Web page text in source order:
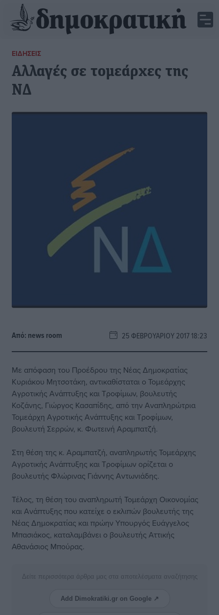
ΕΙΔΉΣΕΙΣ
Αλλαγές σε τομεάρχες της
ΝΔ
Από: news room 25 ΦΕΒΡΟΥΑΡΊΟΥ 2017 18:23
Με απόφαση του Προέδρου της Νέας Δημοκρατίας
Κυριάκου Μητσοτάκη, αντικαθίσταται ο Τομεάρχης
Αγροτικής Ανάπτυξης και Τροφίμων, βουλευτής
Κοζάνης, Γιώργος Κασαπίδης, από την Αναπληρώτρια
Τομεάρχη Αγροτικής Ανάπτυξης και Τροφίμων,
βουλευτή Σερρών, κ. Φωτεινή Αραμπατζή.
Στη θέση της κ. Αραμπατζή, αναπληρωτής Τομεάρχης
Αγροτικής Ανάπτυξης και Τροφίμων ορίζεται ο
βουλευτής Φλώρινας Γιάννης Αντωνιάδης.
Τέλος, τη θέση του αναπληρωτή Τομεάρχη Οικονομίας
και Ανάπτυξης που κατείχε ο εκλιπών βουλευτής της
Νέας Δημοκρατίας και πρώην Υπουργός Ευάγγελος
Μπασιάκος, καταλαμβάνει ο βουλευτής Αττικής
Αθανάσιος Μπούρας.
Δείτε περισσότερα άρθρα μας στα αποτελέσματα αναζήτησης
Add Dimokratiki.gr on Google ↗